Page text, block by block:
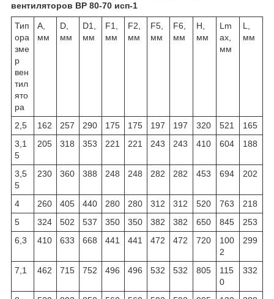
вентиляторов ВР 80-70 исп-1
Тип
ора
зме
р
вен
тил
ято
ра
А,
мм
D,
мм
D1,
мм
F1,
мм
F2,
мм
F5,
мм
F6,
мм
H,
мм
Lm
ax,
мм
L,
мм
2,5 162 257 290 175 175 197 197 320 521
165
3,1
5
205 318 353 221 221 243 243 410 604 188
3,5
5
230 360 388 248 248 282 282 453 694 202
4 260 405 440 280 280 312 312 520 763
218
5
324 502 537 350 350 382 382 650 845
253
6,3
410 633 668 441 441 472 472 720
100
2
299
7,1 462 715 752 496 496 532 532 805
115
0
332